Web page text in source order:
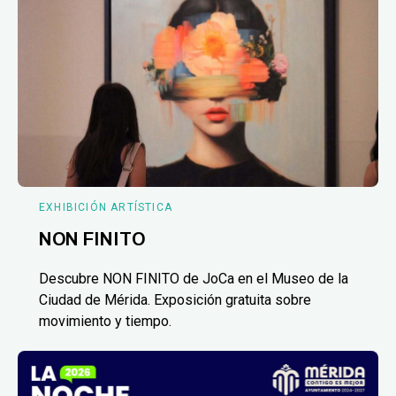
EXHIBICIÓN ARTÍSTICA
NON FINITO
Descubre NON FINITO de JoCa en el Museo de la
Ciudad de Mérida. Exposición gratuita sobre
movimiento y tiempo.